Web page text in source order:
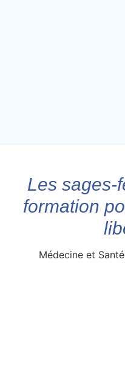
Les sages-
formation
Médecine et Santé